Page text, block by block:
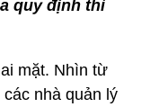
quy định thì
mặt. Nhìn từ
nhà quản lý